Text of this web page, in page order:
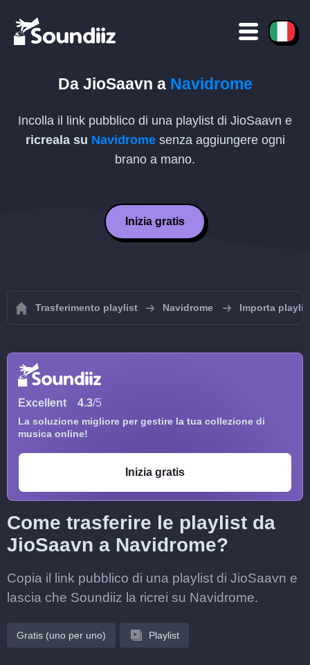
Da JioSaavn a Navidrome
Incolla il link pubblico di una playlist di JioSaavn e
ricreala su Navidromesenza aggiungere ogni
brano a mano.
Inizia gratis
Trasferimento playlist Navidrome Importa
Excellent 4.3/5
La soluzione migliore per gestire la tua collezione di
musica online!
Inizia gratis
Come trasferire le playlist da
JioSaavn a Navidrome?
Copia il link pubblico di una playlist di JioSaavn e
lascia che Soundiiz la ricrei su Navidrome.
Gratis (uno per uno) Playlist